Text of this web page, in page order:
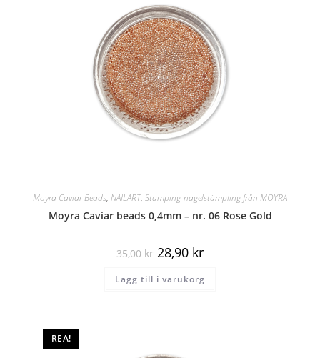
Moyra Caviar Beads, NAILART, Stamping-nagelstämpling från MOYRA
Moyra Caviar beads 0,4mm – nr. 06 Rose Gold
35,00kr 28,90 kr
Lägg till i varukorg
REA!